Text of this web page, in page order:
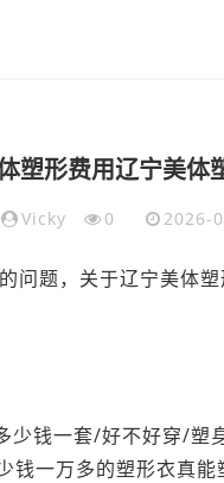
塑形费用辽宁美体
Vicky 0 2026-
问题，关于辽宁美体
少钱一套/好不好穿/塑
钱一万多的塑形衣真